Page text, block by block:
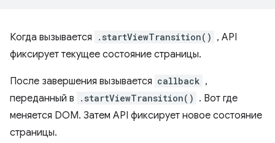
Когда вызывается .startViewTransition() , API
фиксирует текущее состояние страницы.
После завершения вызывается callback ,
переданный в
.startViewTransition() . Вот где
меняется DOM. Затем API фиксирует новое состояние
страницы.